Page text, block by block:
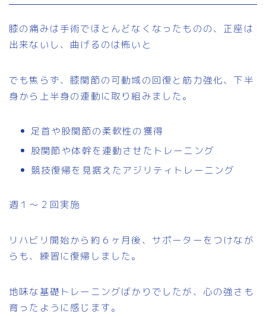
膝の痛みは手術でほとんどなくなったものの、正座は
出来ないし、曲げるのは怖いと
でも焦らず、膝関節の可動域の回復と筋力強化、下半
身から上半身の連動に取り組みました。
足首や股関節の柔軟性の獲得
股関節や体幹を連動させたトレーニング
競技復帰を見据えたアジリティトレーニング
週１〜２回実施
リハビリ開始から約６ヶ月後、サポーターをつけなが
らも、練習に復帰しました。
地味な基礎トレーニングばかりでしたが、心の強さも
育ったように感じます。